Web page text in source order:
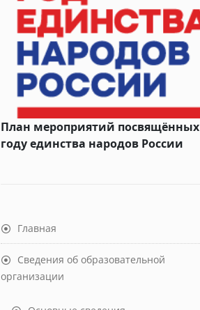
План мероприятий посвящённых
году единства народов России
Главная
Сведения об образовательной
организации